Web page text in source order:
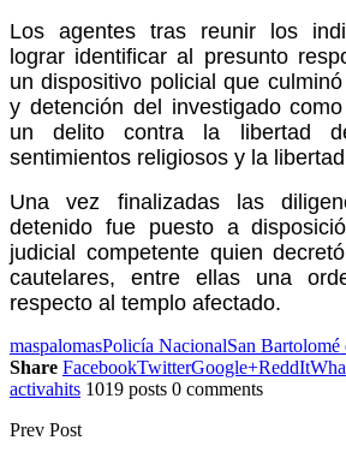
Los agentes tras reunir los
lograr identificar al presunto
un dispositivo policial que
y detención del investigado
un delito contra la libertad
sentimientos religiosos y la
Una vez finalizadas las
detenido fue puesto a
judicial competente quien
cautelares, entre ellas una
respecto al templo afectado.
maspalomasPolicía NacionalSan Bartolomé
Share FacebookTwitterGoogle+ReddIt
activahits 1019 posts 0 comments
Prev Post